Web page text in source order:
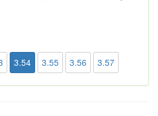
3.54 3.55 3.56 3.57